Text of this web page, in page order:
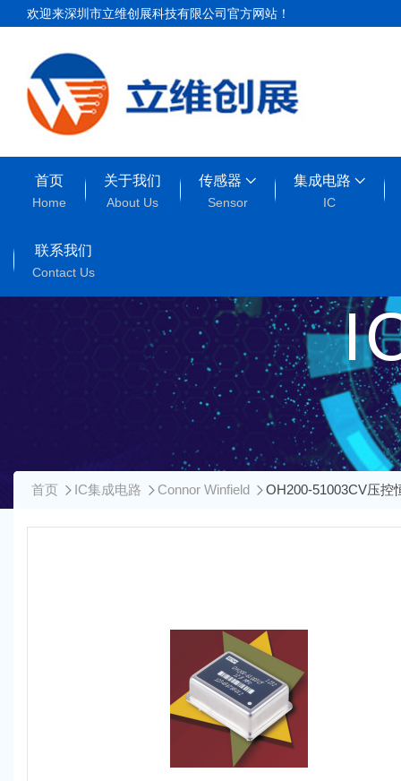
欢迎来深圳市立维创展科技有限公司官方网站！
首页
Home
关于我们
About Us
传感器
Sensor
集成电路
IC
联系我们
Contact Us
首页 IC集成电路 Connor Winfield OH200-51003CV压控